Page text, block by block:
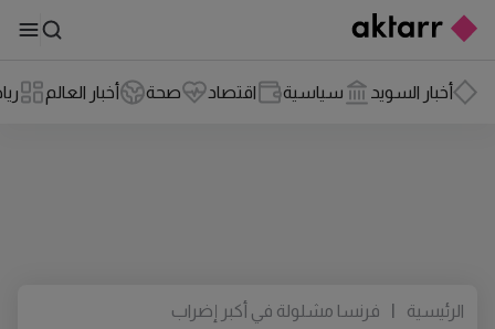
أخبار السويد سياسية اقتصاد صحة أخبار العالم
الرئيسية فرنسا مشلولة في أكبر إضراب